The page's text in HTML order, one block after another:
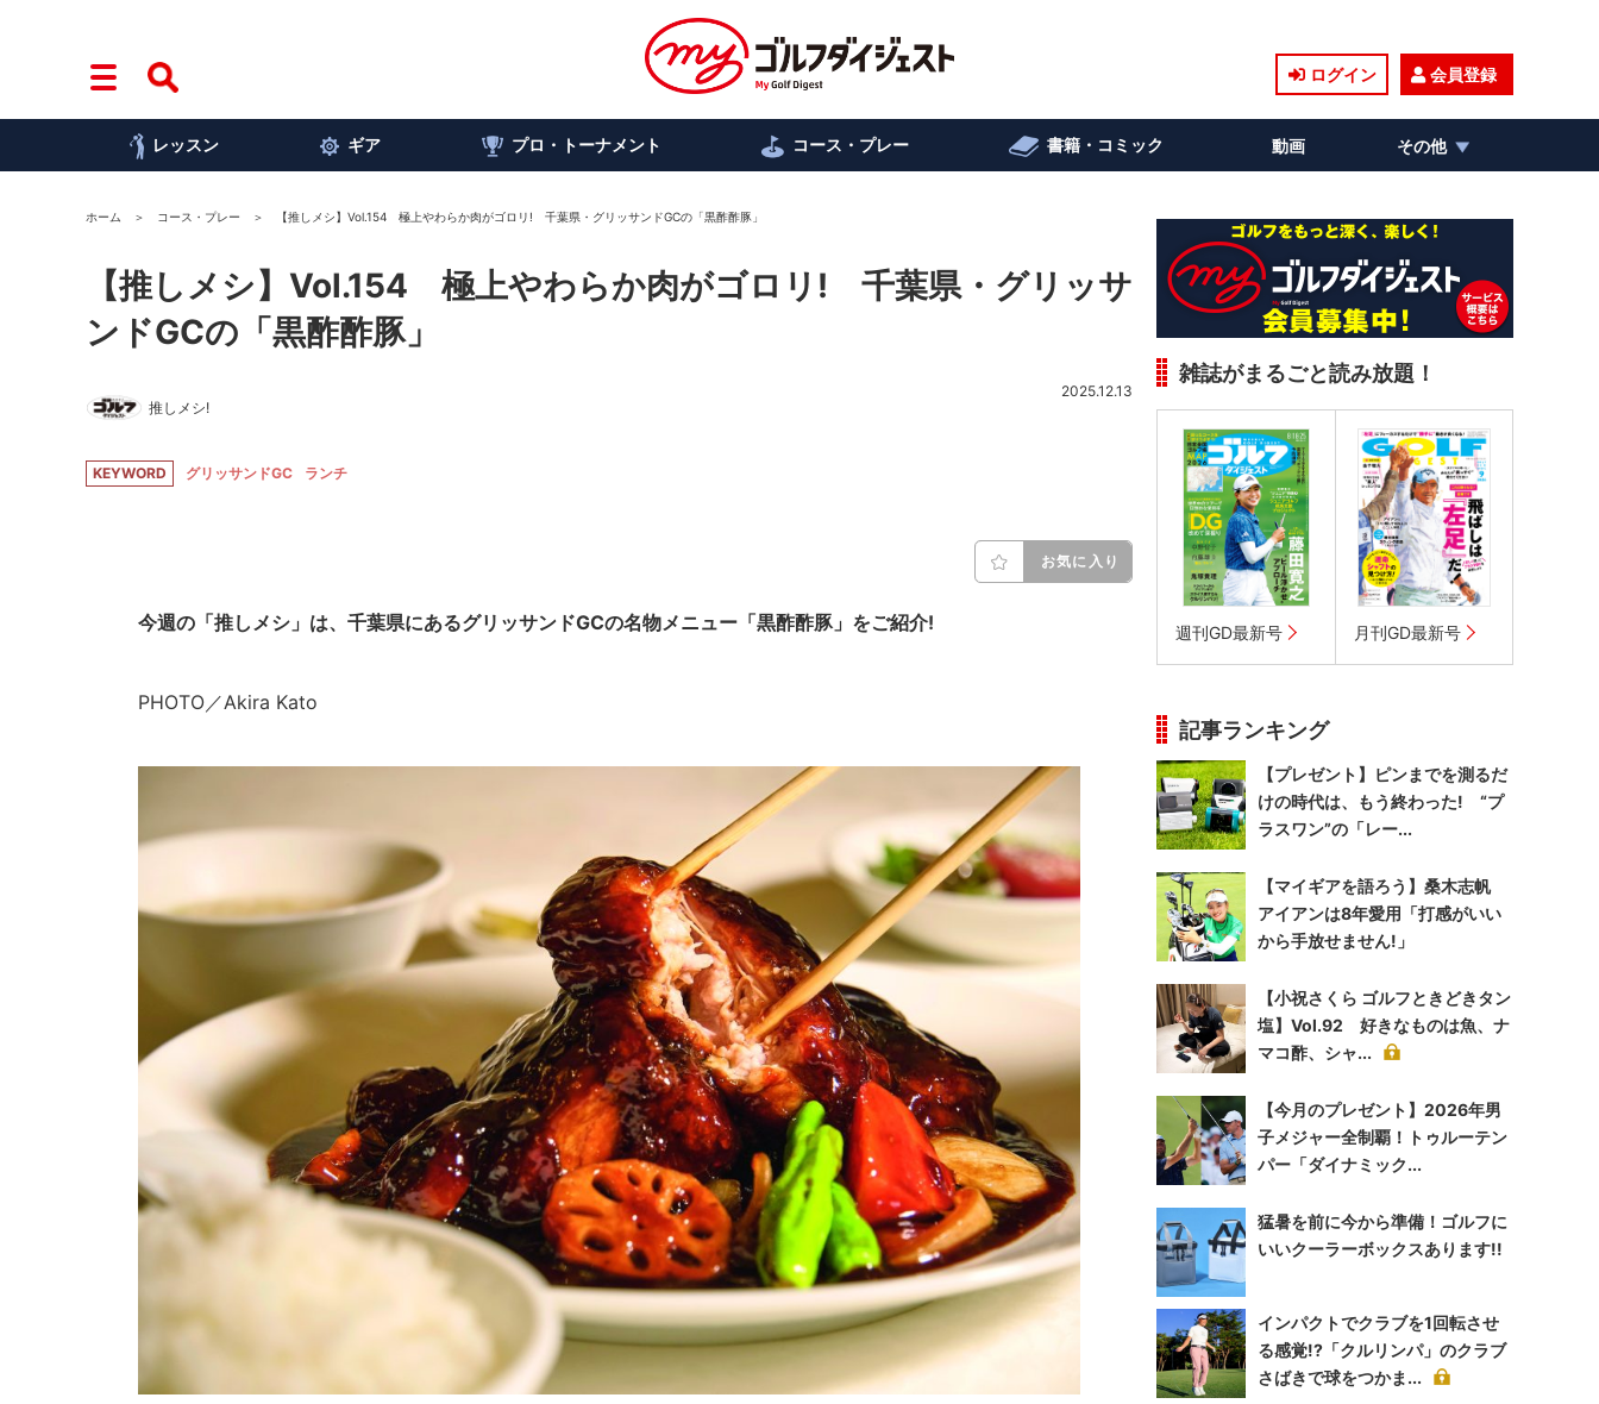
ログイン 会員登録
レッスン ギア プロ・トーナメント コース・プレー 書籍・コミック 動画 その他
ホーム コース・プレー 【推しメシ】Vol.154 極上やわらか肉がゴロリ! 千葉県・グリッサンドGCの「黒酢酢豚」
【推しメシ】Vol.154 極上やわらか肉がゴロリ! 千葉県・グリッサ
ンドGCの「黒酢酢豚」
推しメシ!
2025.12.13
KEYWORD グリッサンドGC ランチ
お気に入り
今週の「推しメシ」は、千葉県にあるグリッサンドGCの名物メニュー「黒酢酢豚」をご紹介!
PHOTO／Akira Kato
雑誌がまるごと読み放題！
週刊GD最新号 月刊GD最新号
記事ランキング
【プレゼント】ピンまでを測るだ
けの時代は、もう終わった! “プ
ラスワン”の「レー...
【マイギアを語ろう】桑木志帆
アイアンは8年愛用「打感がいい
から手放せません!」
【小祝さくら ゴルフときどきタン
塩】Vol.92 好きなものは魚、ナ
マコ酢、シャ...
【今月のプレゼント】2026年男
子メジャー全制覇！トゥルーテン
パー「ダイナミック...
猛暑を前に今から準備！ゴルフに
いいクーラーボックスあります!!
インパクトでクラブを1回転させ
る感覚!?「クルリンパ」のクラブ
さばきで球をつかま...